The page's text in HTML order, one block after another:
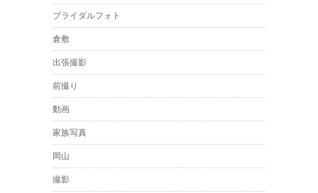
ブライダルフォト
倉敷
出張撮影
前撮り
動画
家族写真
岡山
撮影